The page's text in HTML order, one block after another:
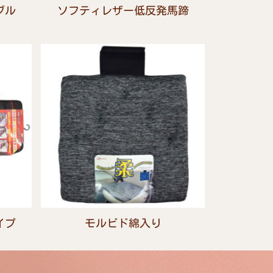
ル ソフティレザー低反発馬蹄
プ モルビド綿入り